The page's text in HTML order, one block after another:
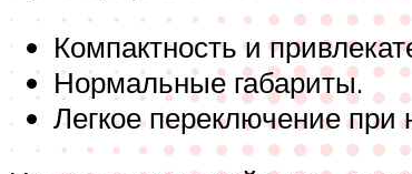
Компактность и
Нормальные габариты.
Легкое переключение